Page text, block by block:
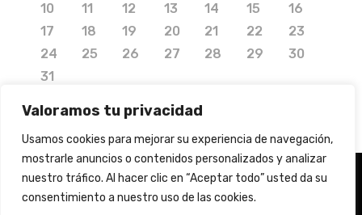
Valoramos tu privacidad
Usamos cookies para mejorar su experiencia de navegación,
mostrarle anuncios o contenidos personalizados y analizar
nuestro tráfico. Al hacer clic en “Aceptar todo” usted da su
consentimiento a nuestro uso de las cookies.
10
11 12 13 14 15
16
17
18 19 20 21 22
23
24
25 26 27 28 29
30
31
© 2020 Copyright by Media Needs.